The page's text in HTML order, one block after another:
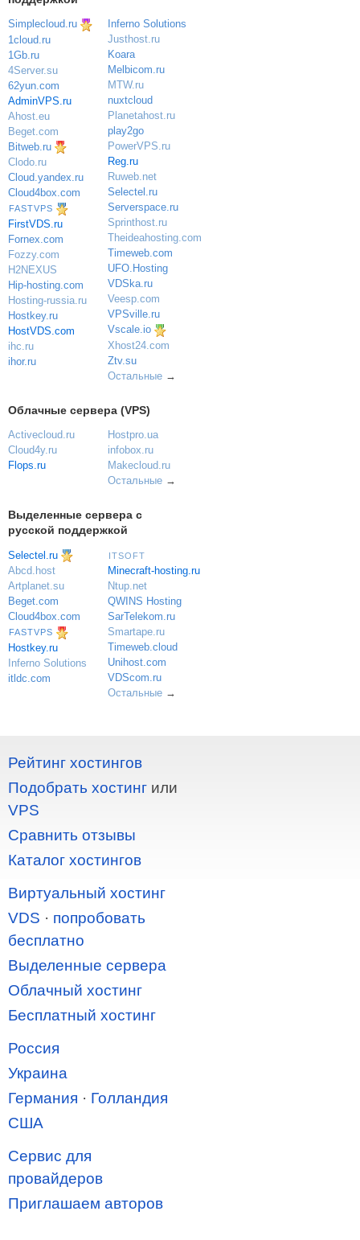
Simplecloud.ru
1cloud.ru
1Gb.ru
4Server.su
62yun.com
AdminVPS.ru
Ahost.eu
Beget.com
Bitweb.ru
Clodo.ru
Cloud.yandex.ru
Cloud4box.com
FASTVPS
FirstVDS.ru
Fornex.com
Fozzy.com
H2NEXUS
Hip-hosting.com
Hosting-russia.ru
Hostkey.ru
HostVDS.com
ihc.ru
ihor.ru
Inferno Solutions
Justhost.ru
Koara
Melbicom.ru
MTW.ru
nuxtcloud
Planetahost.ru
play2go
PowerVPS.ru
Reg.ru
Ruweb.net
Selectel.ru
Serverspace.ru
Sprinthost.ru
Theideahosting.com
Timeweb.com
UFO.Hosting
VDSka.ru
Veesp.com
VPSville.ru
Vscale.io
Xhost24.com
Ztv.su
Остальные→
Облачные сервера (VPS)
Activecloud.ru
Cloud4y.ru
Flops.ru
Hostpro.ua
infobox.ru
Makecloud.ru
Остальные→
Выделенные сервера с
русской поддержкой
Selectel.ru
Abcd.host
Artplanet.su
Beget.com
Cloud4box.com
FASTVPS
Hostkey.ru
Inferno Solutions
itldc.com
ITSOFT
Minecraft-hosting.ru
Ntup.net
QWINS Hosting
SarTelekom.ru
Smartape.ru
Timeweb.cloud
Unihost.com
VDScom.ru
Остальные→
Рейтинг хостингов
Подобрать хостинг или
VPS
Сравнить отзывы
Каталог хостингов
Виртуальный хостинг
VDS · попробовать
бесплатно
Выделенные сервера
Облачный хостинг
Бесплатный хостинг
Россия
Украина
Германия · Голландия
США
Сервис для
провайдеров
Приглашаем авторов